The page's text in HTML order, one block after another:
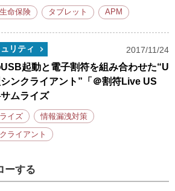
命保険 タブレット APM
リティ 2017/11/24
起動と電子割符を組み合わせた“U
ンクライアント”「＠割符Live US
ムライズ
イズ 情報漏洩対策
ライアント
ーする